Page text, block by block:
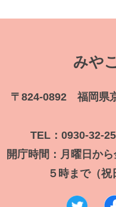
みや
〒824-0892 福岡県
TEL：0930-32-
開庁時間：月曜日か
５時まで（祝